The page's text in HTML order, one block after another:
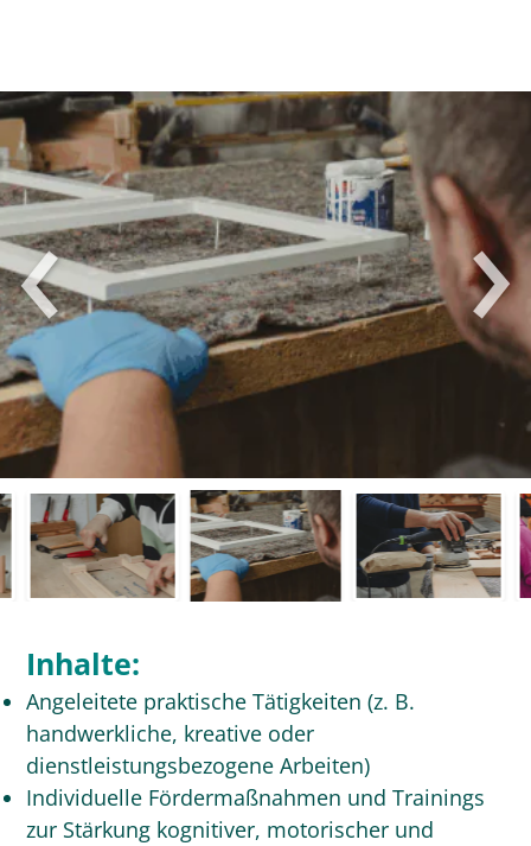
Inhalte:
Angeleitete praktische Tätigkeiten (z. B.
handwerkliche, kreative oder
dienstleistungsbezogene Arbeiten)
Individuelle Fördermaßnahmen und Trainings
zur Stärkung kognitiver, motorischer und